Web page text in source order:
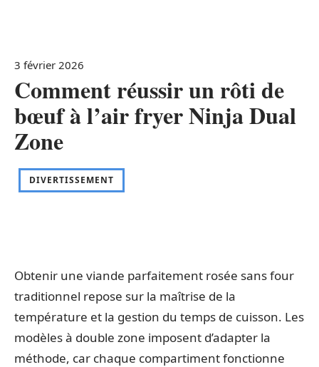
3 février 2026
Comment réussir un rôti de
bœuf à l’air fryer Ninja Dual
Zone
DIVERTISSEMENT
Obtenir une viande parfaitement rosée sans four
traditionnel repose sur la maîtrise de la
température et la gestion du temps de cuisson. Les
modèles à double zone imposent d’adapter la
méthode, car chaque compartiment fonctionne